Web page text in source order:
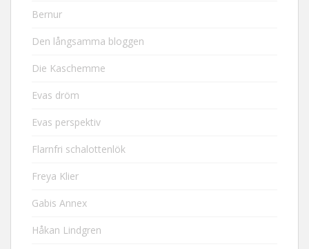
Bernur
Den långsamma bloggen
Die Kaschemme
Evas dröm
Evas perspektiv
Flarnfri schalottenlök
Freya Klier
Gabis Annex
Håkan Lindgren